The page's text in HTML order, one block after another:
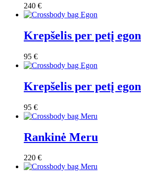
240 €
Krepšelis per petį egon
95 €
Krepšelis per petį egon
95 €
Rankinė Meru
220 €